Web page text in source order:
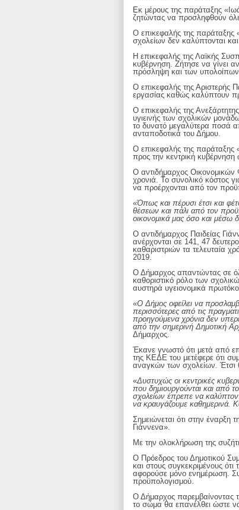
Εκ μέρους της παράταξης
ζητώντας να προσληφθούν
Ο επικεφαλής της παράταξης
σχολείων δεν καλύπτονται
Η επικεφαλής της Λαϊκής
κυβέρνηση. Ζήτησε να γίνει
πρόσληψη και των υπολοίπων
Ο επικεφαλής της Αριστερής
εργασίας καθώς καλύπτουν
Ο επικεφαλής της
υγιεινής των σχολικών
το δυνατό μεγαλύτερα ποσά
ανταποδοτικά του Δήμου.
Ο επικεφαλής της παράταξης
προς την κεντρική κυβέρνηση
Ο αντιδήμαρχος Οικονομικών
χρονιά. Το συνολικό κόστος
να προέρχονται από τον
«Όπως και πέρυσι έτσι και
θέσεων και πάλι από τον
οικονομικά μας όσο και μέσω
Ο αντιδήμαρχος Παιδείας
ανέρχονται σε 141, 47
καθαριστριών τα τελευταία
2019.
Ο Δήμαρχος απαντώντας σε
καθοριστικό ρόλο των
αυστηρά υγειονομικά
«Ο Δήμος οφείλει να
περισσότερες από τις
προηγούμενα χρόνια δεν
από την σημερινή Δημοτική
Δήμαρχος.
Έκανε γνωστό ότι μετά από
της ΚΕΔΕ του μετέφερε ότι
αναγκών των σχολείων. Έτσι
«Δυστυχώς οι κεντρικές
που δημιουργούνται και από
σχολείων έπρεπε να
να κραυγάζουμε καθημερινά.
Σημειώνεται ότι στην
Γιάννενα».
Με την ολοκλήρωση της
Ο Πρόεδρος του Δημοτικού
και στους συγκεκριμένους
αφορούσε μόνο ενημέρωση.
προϋπολογισμού.
Ο Δήμαρχος παρεμβαίνοντας
το σώμα θα επανέλθει ώστε